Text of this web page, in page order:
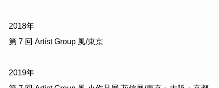
2018年
第 7 回 Artist Group 風/東京
2019年